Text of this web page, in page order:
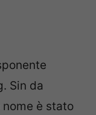
Sin da
è stato